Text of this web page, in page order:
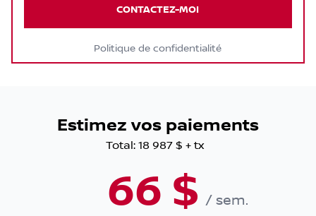
CONTACTEZ-MOI
Politique de confidentialité
Estimez vos paiements
Total: 18 987 $ + tx
66 $ /sem.